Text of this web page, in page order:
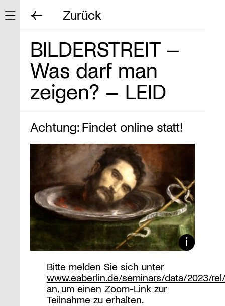
Navigation ein/ausblenden
Zurück
BILDERSTREIT –
Was darf man
zeigen? – LEID
Achtung: Findet online statt!
Bitte melden Sie sich unter
www.eaberlin.de/seminars/data/2023/
an, um einen Zoom-Link zur
Teilnahme zu erhalten.